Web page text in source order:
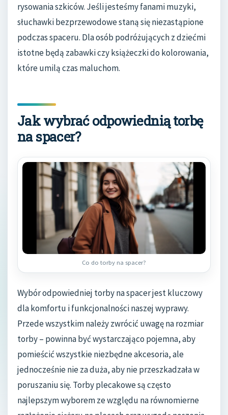
rysowania szkiców. Jeśli jesteśmy fanami muzyki,
słuchawki bezprzewodowe staną się niezastąpione
podczas spaceru. Dla osób podróżujących z dziećmi
istotne będą zabawki czy książeczki do kolorowania,
które umilą czas maluchom.
Jak wybrać odpowiednią torbę
na spacer?
Co do torby na spacer?
Wybór odpowiedniej torby na spacer jest kluczowy
dla komfortu i funkcjonalności naszej wyprawy.
Przede wszystkim należy zwrócić uwagę na rozmiar
torby – powinna być wystarczająco pojemna, aby
pomieścić wszystkie niezbędne akcesoria, ale
jednocześnie nie za duża, aby nie przeszkadzała w
poruszaniu się. Torby plecakowe są często
najlepszym wyborem ze względu na równomierne